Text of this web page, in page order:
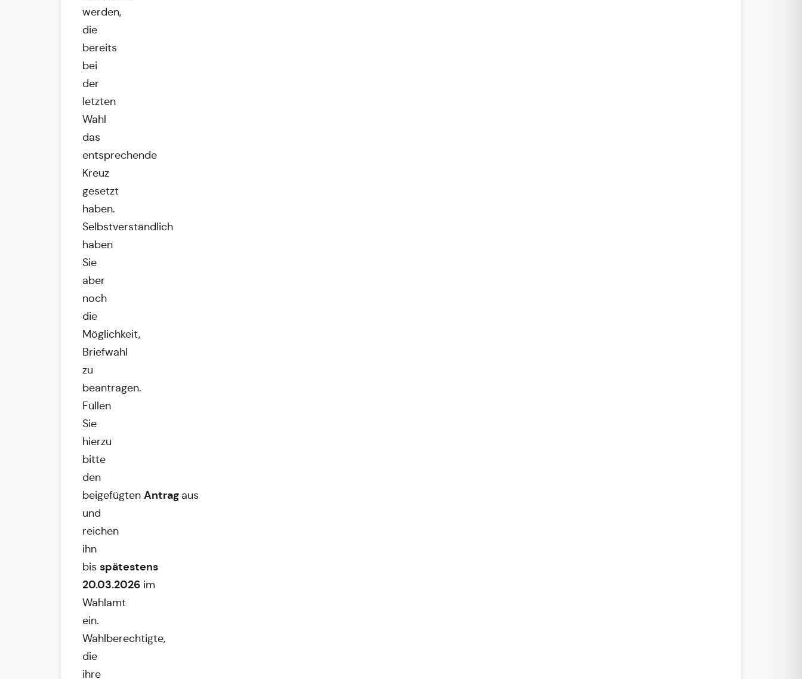
werden,
die
bereits
bei
der
letzten
Wahl
das
entsprechende
Kreuz
gesetzt
haben.
Selbstverständlich
haben
Sie
aber
noch
die
Möglichkeit,
Briefwahl
zu
beantragen.
Füllen
Sie
hierzu
bitte
den
beigefügten Antrag aus
und
reichen
ihn
bis spätestens
20.03.2026 im
Wahlamt
ein.
Wahlberechtigte,
die
ihre